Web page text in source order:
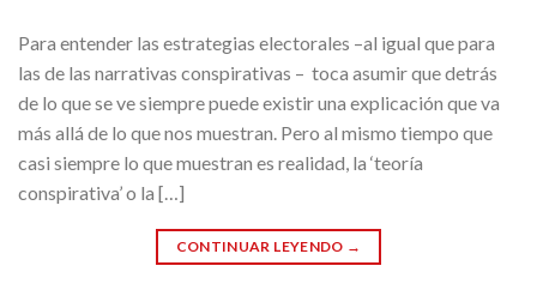
Para entender las estrategias electorales –al igual que para
las de las narrativas conspirativas – toca asumir que detrás
de lo que se ve siempre puede existir una explicación que va
más allá de lo que nos muestran. Pero al mismo tiempo que
casi siempre lo que muestran es realidad, la ‘teoría
conspirativa’ o la […]
CONTINUAR LEYENDO →